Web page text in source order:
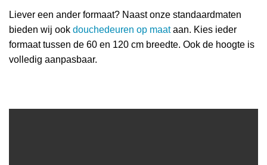
Liever een ander formaat? Naast onze standaardmaten
bieden wij ook douchedeuren op maataan. Kies ieder
formaat tussen de 60 en 120 cm breedte. Ook de hoogte is
volledig aanpasbaar.